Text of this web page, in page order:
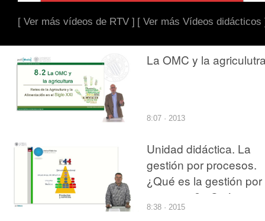
[ Ver más vídeos de RTV ] [ Ver más Vídeos didácticos
La OMC y la
8:07 · 2013
Unidad didáctica. La
gestión por procesos.
¿Qué es la gestión por
procesos? ¿Qué es un
proceso?
8:38 · 2015